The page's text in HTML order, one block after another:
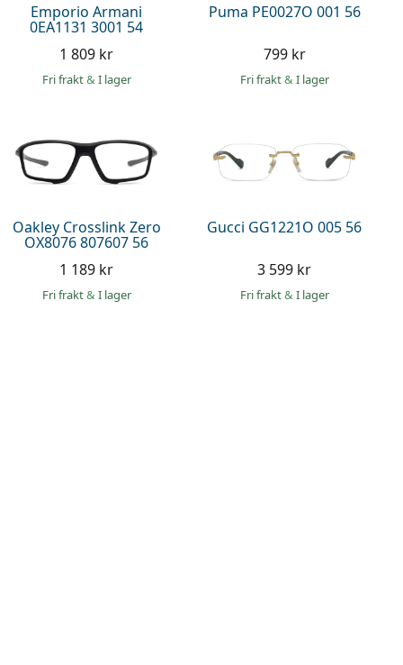
Emporio Armani
0EA1131 3001 54
1 809 kr
Fri frakt& I lager
Puma PE0027O 001 56
799 kr
Fri frakt& I lager
Oakley Crosslink Zero
OX8076 807607 56
1 189 kr
Fri frakt& I lager
Gucci GG1221O 005 56
3 599 kr
Fri frakt& I lager